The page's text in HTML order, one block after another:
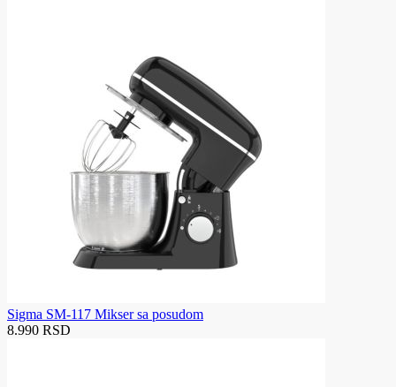
Sigma SM-117 Mikser sa posudom
8.990 RSD